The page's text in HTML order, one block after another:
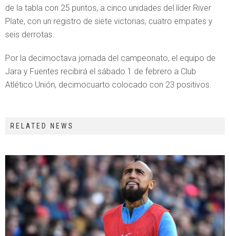
de la tabla con 25 puntos, a cinco unidades del líder River
Plate, con un registro de siete victorias, cuatro empates y
seis derrotas.
Por la decimoctava jornada del campeonato, el equipo de
Jara y Fuentes recibirá el sábado 1 de febrero a Club
Atlético Unión, decimocuarto colocado con 23 positivos.
RELATED NEWS